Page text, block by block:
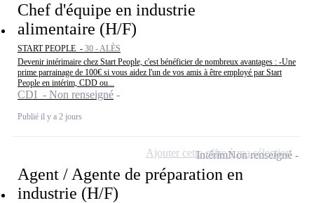
Chef d'équipe en industrie
alimentaire (H/F)
START PEOPLE - 30 - ALÈS
Devenir intérimaire chez Start People, c'est bénéficier de nombreux avantages : -Une
prime parrainage de 100€ si vous aidez l'un de vos amis à être employé par Start
People en intérim, CDD ou...
CDI - Non renseigné
Publié il y a 2 jours
Agent / Agente de préparation en
industrie (H/F)
IntérimNon renseigné
Ajouter cette offre à ma sélection